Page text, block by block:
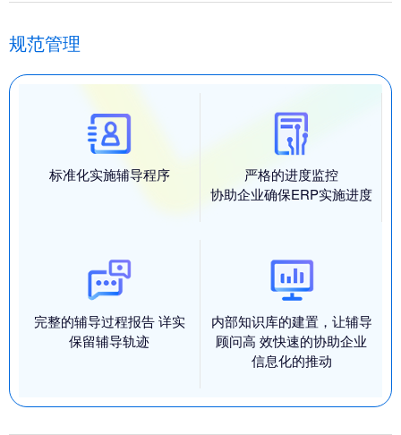
规范管理
标准化实施辅导程序
严格的进度监控
协助企业确保ERP实施进度
完整的辅导过程报告 详实
保留辅导轨迹
内部知识库的建置，让辅导
顾问高 效快速的协助企业
信息化的推动